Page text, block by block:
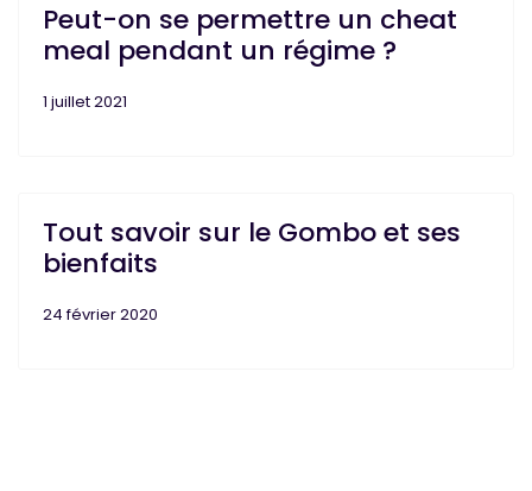
Peut-on se permettre un cheat
meal pendant un régime ?
1 juillet 2021
Tout savoir sur le Gombo et ses
bienfaits
24 février 2020